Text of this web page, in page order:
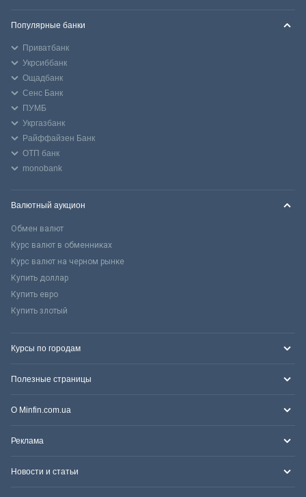
Популярные банки
Приватбанк
Укрсиббанк
Ощадбанк
Сенс Банк
ПУМБ
Укргазбанк
Райффайзен Банк
ОТП банк
monobank
Валютный аукцион
Обмен валют
Курс валют в обменниках
Курс валют на черном рынке
Купить доллар
Купить евро
Купить злотый
Курсы по городам
Полезные страницы
О Minfin.com.ua
Реклама
Новости и статьи